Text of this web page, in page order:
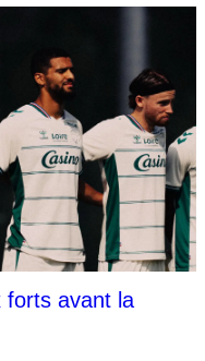
forts avant la